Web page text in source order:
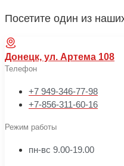
Посетите один из
Донецк, ул. Артема 108
Телефон
+7 949-346-77-98
+7-856-311-60-16
Режим работы
пн-вс 9.00-19.00